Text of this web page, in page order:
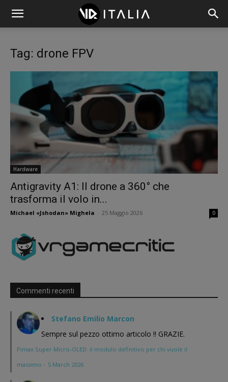
Tag: drone FPV
Hardware
Antigravity A1: Il drone a 360° che
trasforma il volo in...
Michael «Jshodan» Mighela 25 Maggio 2026 0
Commenti recenti
Stefano Emilio Marcon
Sempre sul pezzo ottimo articolo !! GRAZIE.
Pimax Super Micro-OLED: il modulo definitivo per chi vuole il
massimo · 5 March 2026